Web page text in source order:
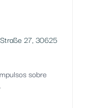
27, 30625
sobre